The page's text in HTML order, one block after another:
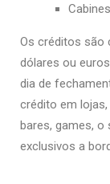
Os créditos são
dólares ou
dia de
crédito em
bares, games, o
exclusivos a